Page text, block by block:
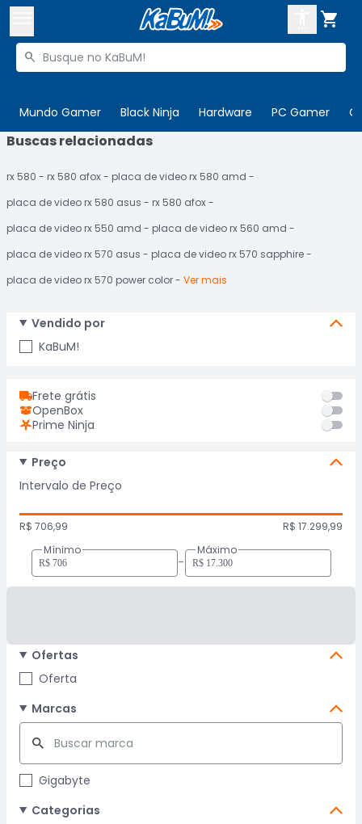

Buscar produtos

Mundo Gamer Black Ninja Hardware PC Gamer

 Departamentos
Cupons
Mais Vendidos
ENTRE
CADASTRE-SE
Buscas relacionadas
rx 580 rx 580 afox
placa de video rx 580 amd
placa de video rx 580 asus
rx 580 afox
placa de video rx 550 amd
placa de video rx 560 amd
placa de video rx 570 asus
placa de video rx 570 sapphire
placa de video rx 570 power color
Ver mais
Vendido por
KaBuM!
Frete grátis
OpenBox
Prime Ninja
Preço
Intervalo de Preço
R$ 706,99
R$ 17.299,99
Mínimo
-
Máximo
Ofertas
Oferta
Marcas
Gigabyte
Categorias